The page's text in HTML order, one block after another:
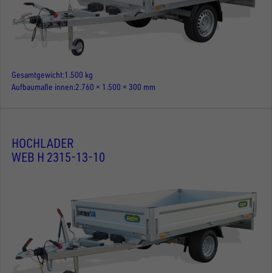
Gesamtgewicht 1.500 kg
Aufbaumaße innen 2.760 × 1.500 × 300 mm
HOCHLADER
WEB H 2315-13-10